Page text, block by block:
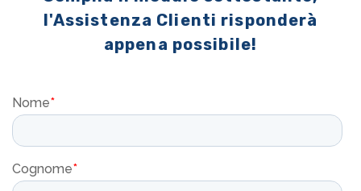
l'Assistenza Clienti risponderà
appena possibile!